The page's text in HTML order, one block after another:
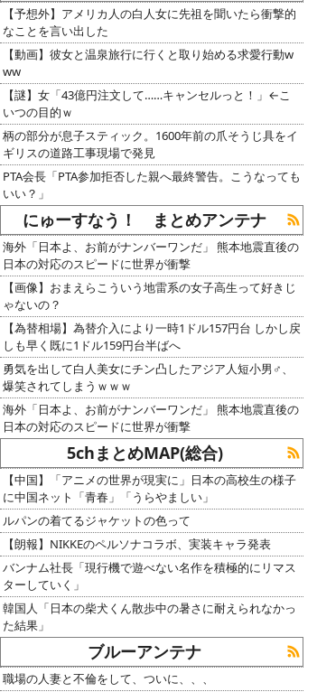
【予想外】アメリカ人の白人女に先祖を聞いたら衝撃的
なことを言い出した
【動画】彼女と温泉旅行に行くと取り始める求愛行動w
ww
【謎】女「43億円注文して……キャンセルっと！」←こ
いつの目的ｗ
柄の部分が息子スティック。1600年前の爪そうじ具をイ
ギリスの道路工事現場で発見
PTA会長「PTA参加拒否した親へ最終警告。こうなっても
いい？」
にゅーすなう！ まとめアンテナ
海外「日本よ、お前がナンバーワンだ」 熊本地震直後の
日本の対応のスピードに世界が衝撃
【画像】おまえらこういう地雷系の女子高生って好きじ
ゃないの？
【為替相場】為替介入により一時1ドル157円台 しかし戻
しも早く既に1ドル159円台半ばへ
勇気を出して白人美女にチン凸したアジア人短小男♂、
爆笑されてしまうｗｗｗ
海外「日本よ、お前がナンバーワンだ」 熊本地震直後の
日本の対応のスピードに世界が衝撃
5chまとめMAP(総合)
【中国】「アニメの世界が現実に」日本の高校生の様子
に中国ネット「青春」「うらやましい」
ルパンの着てるジャケットの色って
【朗報】NIKKEのペルソナコラボ、実装キャラ発表
バンナム社長「現行機で遊べない名作を積極的にリマス
ターしていく」
韓国人「日本の柴犬くん散歩中の暑さに耐えられなかっ
た結果」
ブルーアンテナ
職場の人妻と不倫をして、ついに、、、